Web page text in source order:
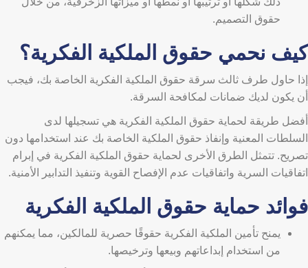
حقوق التصميم.
كيف نحمي حقوق الملكية الفكرية؟
إذا حاول طرف ثالث سرقة حقوق الملكية الفكرية الخاصة بك، فيجب
أن يكون لديك ضمانات لمكافحة السرقة.
أفضل طريقة لحماية حقوق الملكية الفكرية هي تسجيلها لدى
السلطات المعنية وإنفاذ حقوق الملكية الخاصة بك عند استخدامها دون
تصريح. تتمثل الطرق الأخرى لحماية حقوق الملكية الفكرية في إبرام
اتفاقيات السرية واتفاقيات عدم الإفصاح القوية وتنفيذ التدابير الأمنية.
فوائد حماية حقوق الملكية الفكرية
يمنح تأمين الملكية الفكرية حقوقًا حصرية للمالكين، مما يمكنهم
من استخدام إبداعاتهم وبيعها وترخيصها.